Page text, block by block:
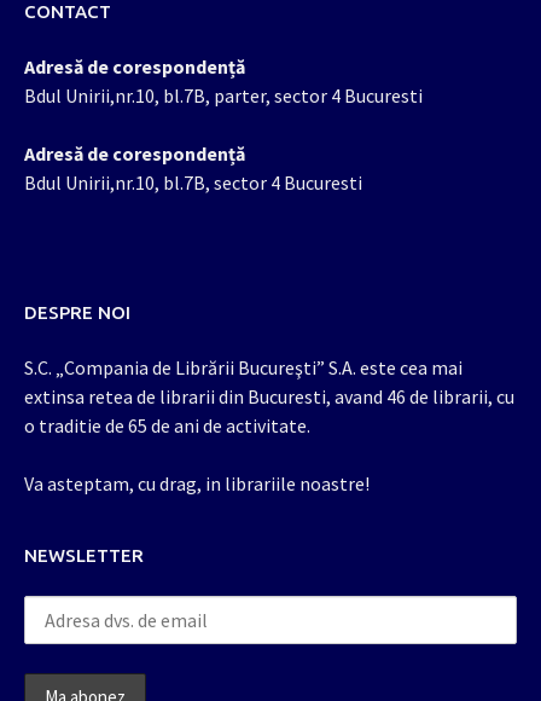
CONTACT
Adresă de corespondență
Bdul Unirii,nr.10, bl.7B, parter, sector 4 Bucuresti
Adresă de corespondență
Bdul Unirii,nr.10, bl.7B, sector 4 Bucuresti
DESPRE NOI
S.C. „Compania de Librării Bucureşti” S.A. este cea mai
extinsa retea de librarii din Bucuresti, avand 46 de librarii, cu
o traditie de 65 de ani de activitate.
Va asteptam, cu drag, in librariile noastre!
NEWSLETTER